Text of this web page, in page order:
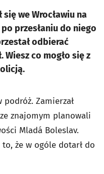
we Wrocławiu na
przesłaniu do niego
odbierać
co mogło się z
podróż. Zamierzał
znajomym planowali
Mladá Boleslav.
że w ogóle dotarł do